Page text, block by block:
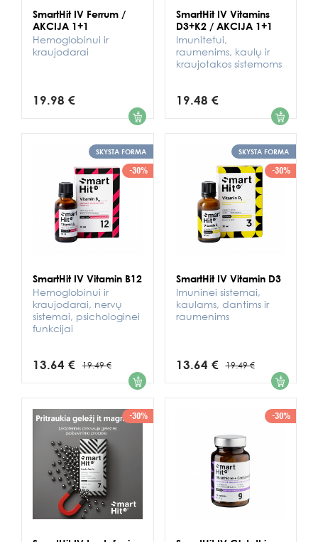
SmartHit IV Ferrum /
AKCIJA 1+1
Hemoglobinui ir
kraujodarai
19.98 € 1
SmartHit IV Vitamins
D3+K2 / AKCIJA 1+1
Imunitetui,
raumenims, kaulų ir
kraujotakos sistemoms
19.48 € 1
SKYSTA FORMA
-30%
SmartHit IV Vitamin B12
Hemoglobinui ir
kraujodarai, nervų
sistemai, psichologinei
funkcijai
13.64 € 19.49 € 1
SKYSTA FORMA
-30%
SmartHit IV Vitamin D3
Imuninei sistemai,
kaulams, dantims ir
raumenims
13.64 € 19.49 € 1
-30% -30%